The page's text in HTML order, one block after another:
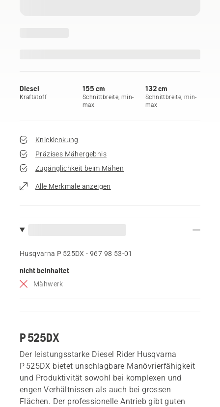
Diesel
Kraftstoff
155 cm
Schnittbreite, min-
max
132 cm
Schnittbreite, min-
max
Knicklenkung
Präzises Mähergebnis
Zugänglichkeit beim Mähen
Alle Merkmale anzeigen
Husqvarna P 525DX - 967 98 53‑01
nicht beinhaltet
Mähwerk
P 525DX
Der leistungsstarke Diesel Rider Husqvarna
P 525DX bietet unschlagbare Manövrierfähigkeit
und Produktivität sowohl bei komplexen und
engen Verhältnissen als auch bei grossen
Flächen. Der professionelle Antrieb gibt guten